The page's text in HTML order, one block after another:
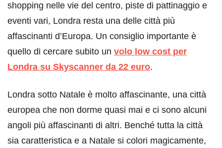
shopping nelle vie del centro, piste di pattinaggio e
eventi vari, Londra resta una delle città più
affascinanti d’Europa. Un consiglio importante è
quello di cercare subito un volo low cost per
Londra su Skyscanner da 22 euro.
Londra sotto Natale è molto affascinante, una città
europea che non dorme quasi mai e ci sono alcuni
angoli più affascinanti di altri. Benché tutta la città
sia caratteristica e a Natale si colori magicamente,